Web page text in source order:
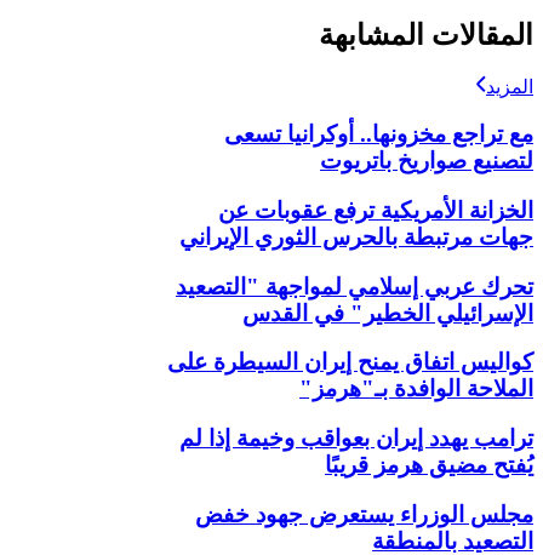
المقالات المشابهة
المزيد
مع تراجع مخزونها.. أوكرانيا تسعى
لتصنيع صواريخ باتريوت
الخزانة الأمريكية ترفع عقوبات عن
جهات مرتبطة بالحرس الثوري الإيراني
تحرك عربي إسلامي لمواجهة "التصعيد
الإسرائيلي الخطير" في القدس
كواليس اتفاق يمنح إيران السيطرة على
الملاحة الوافدة بـ"هرمز"
ترامب يهدد إيران بعواقب وخيمة إذا لم
يُفتح مضيق هرمز قريبًا
مجلس الوزراء يستعرض جهود خفض
التصعيد بالمنطقة